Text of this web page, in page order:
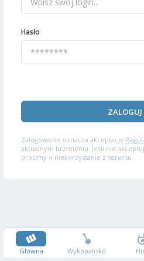
Hasło
ZALOGUJ
Zalogowanie oznacza akceptację
aktualnym brzmieniu. Jeśli nie
prosimy o niekorzystanie z serwisu.
Główna Wykopalisko